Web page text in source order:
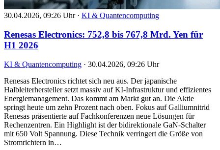
30.04.2026, 09:26 Uhr · KI & Quantencomputing
Renesas Electronics: 752,8 bis 767,8 Mrd. Yen für
H1 2026
KI & Quantencomputing · 30.04.2026, 09:26 Uhr
Renesas Electronics richtet sich neu aus. Der japanische
Halbleiterhersteller setzt massiv auf KI-Infrastruktur und effizientes
Energiemanagement. Das kommt am Markt gut an. Die Aktie
springt heute um zehn Prozent nach oben. Fokus auf Galliumnitrid
Renesas präsentierte auf Fachkonferenzen neue Lösungen für
Rechenzentren. Ein Highlight ist der bidirektionale GaN-Schalter
mit 650 Volt Spannung. Diese Technik verringert die Größe von
Stromrichtern in…